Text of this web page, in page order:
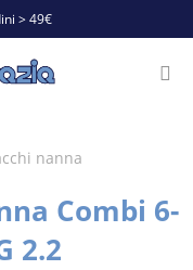
> 49€
nanna
Combi 6-
2.2